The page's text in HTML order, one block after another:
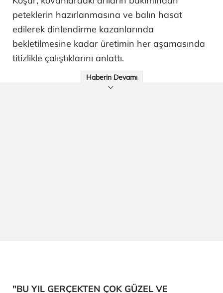
peteklerin hazırlanmasına ve balın hasat
edilerek dinlendirme kazanlarında
bekletilmesine kadar üretimin her aşamasında
titizlikle çalıştıklarını anlattı.
Haberin Devamı
"BU YIL GERÇEKTEN ÇOK GÜZEL VE